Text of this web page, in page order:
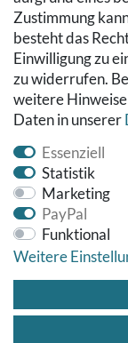
Zustimmung
besteht das
Einwilligung zu
zu widerrufen.
weitere
Daten in unserer
Essenziell
Statistik
Marketing
PayPal
Funktional
Weitere
AGB
Impressum
Hinweise zur
Widerrufs­recht
Vertrag widerrufen
© Copyright 2026